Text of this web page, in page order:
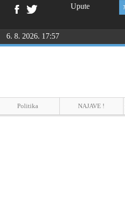
Upute
6. 8. 2026. 17:57
Politika NAJAVE !